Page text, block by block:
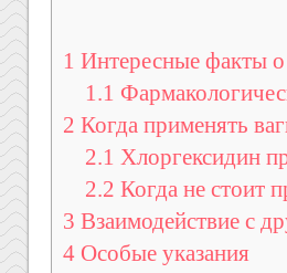
1 Интересные факты о
1.1
2 Когда применять
2.1 Хлоргексидин
2.2 Когда не стоит
3 Взаимодействие с
4 Особые указания